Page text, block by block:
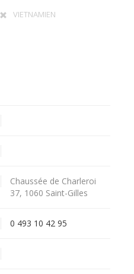
VIETNAMIEN
Chaussée de Charleroi
37, 1060 Saint-Gilles
0 493 10 42 95